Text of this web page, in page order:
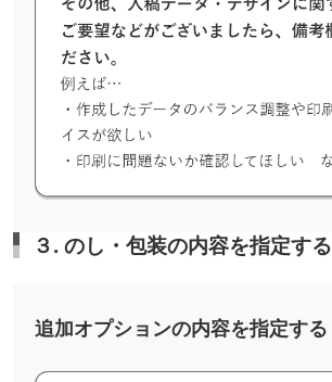
３. のし・包装の内容を指定する
追加オプションの内容を指定する